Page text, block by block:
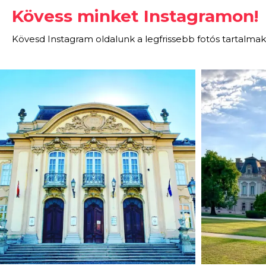
Kövess minket Instagramon!
Kövesd Instagram oldalunk a legfrissebb fotós